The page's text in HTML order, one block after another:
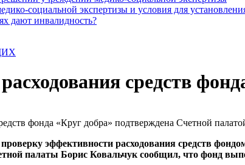
социальной экспертизы и условия для
дают инвалидность?
средств
эффективности расходования средств
палаты Борис Ковальчук сообщил, что фонд